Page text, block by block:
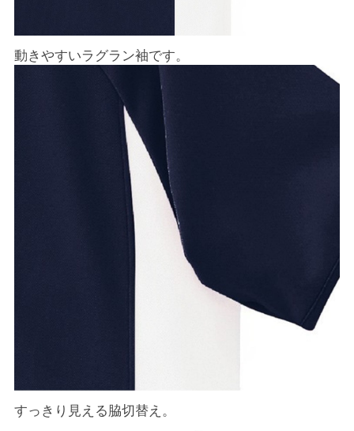
動きやすいラグラン袖です。
すっきり見える脇切替え。